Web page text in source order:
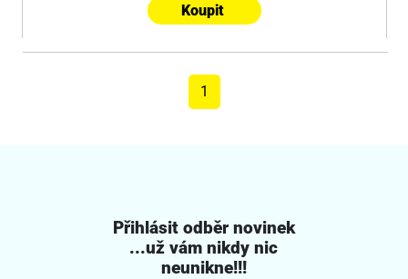
Koupit
1
Přihlásit odběr novinek
...už vám nikdy nic
neunikne!!!